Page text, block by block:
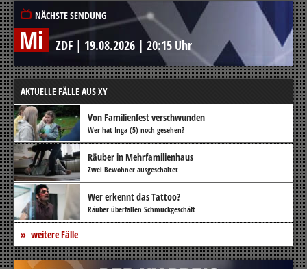
NÄCHSTE SENDUNG
Mi ZDF | 19.08.2026 | 20:15 Uhr
AKTUELLE FÄLLE AUS XY
Von Familienfest verschwunden
Wer hat Inga (5) noch gesehen?
Räuber in Mehrfamilienhaus
Zwei Bewohner ausgeschaltet
Wer erkennt das Tattoo?
Räuber überfallen Schmuckgeschäft
weitere Fälle